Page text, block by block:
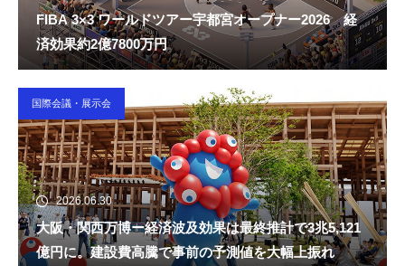
FIBA 3×3 ワールドツアー宇都宮オープナー2026 経
済効果約2億7800万円
国際会議・展示会
2026.06.30
大阪・関西万博ー経済波及効果は最終推計で3兆5,121
億円に。建設費高騰で事前の予測値を大幅上振れ